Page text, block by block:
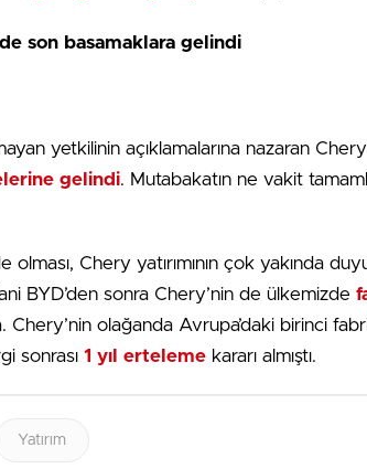
son basamaklara gelindi
yetkilinin açıklamalarına nazaran
gelindi. Mutabakatın ne vakit
olması, Chery yatırımının çok yakında
BYD’den sonra Chery’nin de ülkemizde
olağanda Avrupa’daki birinci
sonrası 1 yıl erteleme kararı almıştı.
Yatırım